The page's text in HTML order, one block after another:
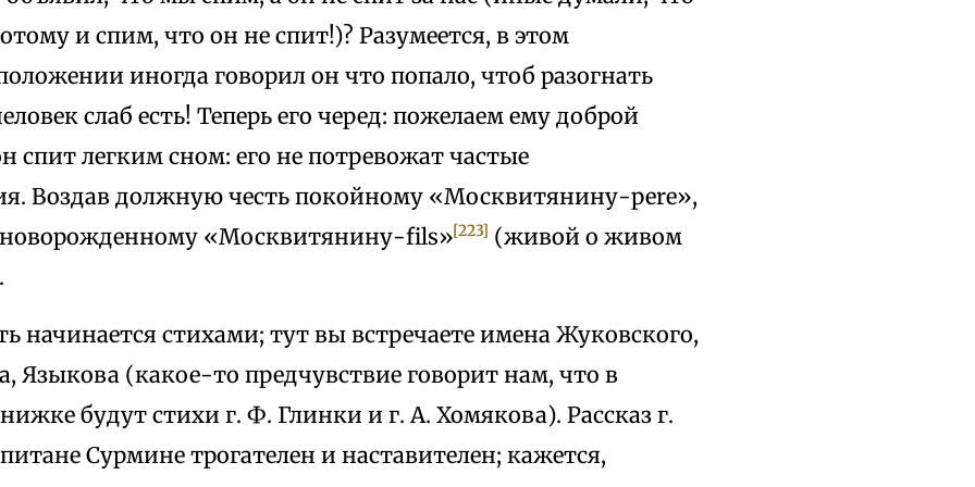
и спим, что он не спит!)? Разумеется, в этом
иногда говорил он что попало, чтоб разогнать
слаб есть! Теперь его черед: пожелаем ему доброй
спит легким сном: его не потревожат частые
Воздав должную честь покойному «Москвитянину-реrе»,
«Москвитянину-fils»[223] (живой о живом
начинается стихами; тут вы встречаете имена Жуковского,
Языкова (какое-то предчувствие говорит нам, что в
будут стихи г. Ф. Глинки и г. А. Хомякова). Рассказ г.
Сурмине трогателен и наставителен; кажется,